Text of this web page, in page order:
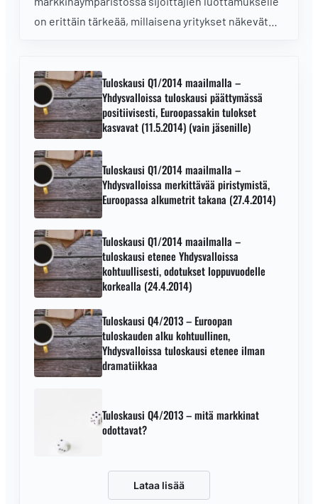
on erittäin tärkeää, millaisena yritykset näkevät
Tuloskausi Q1/2014 maailmalla –
Yhdysvalloissa tuloskausi päättymässä
positiivisesti, Euroopassakin tulokset
kasvavat (11.5.2014) (vain jäsenille)
Tuloskausi Q1/2014 maailmalla –
Yhdysvalloissa merkittävää piristymistä,
Euroopassa alkumetrit takana (27.4.2014)
Tuloskausi Q1/2014 maailmalla –
tuloskausi etenee Yhdysvalloissa
kohtuullisesti, odotukset loppuvuodelle
korkealla (24.4.2014)
Tuloskausi Q4/2013 – Euroopan
tuloskauden alku kohtuullinen,
Yhdysvalloissa tuloskausi etenee ilman
dramatiikkaa
Tuloskausi Q4/2013 – mitä markkinat
odottavat?
Lataa lisää